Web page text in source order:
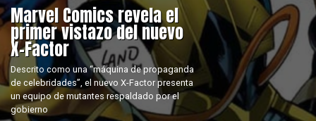
Marvel Comics revela el
primer vistazo del nuevo
X-Factor
Descrito como una “máquina de propaganda
de celebridades”, el nuevo X-Factor presenta
un equipo de mutantes respaldado por el
gobierno